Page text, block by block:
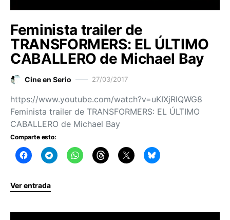
Feminista trailer de
TRANSFORMERS: EL ÚLTIMO
CABALLERO de Michael Bay
Cine en Serio 27/03/2017
https://www.youtube.com/watch?v=uKIXjRlQWG8
Feminista trailer de TRANSFORMERS: EL ÚLTIMO
CABALLERO de Michael Bay
Comparte esto:
Ver entrada